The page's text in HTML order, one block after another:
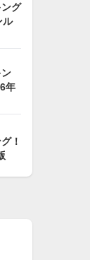
グ
ル
年
！